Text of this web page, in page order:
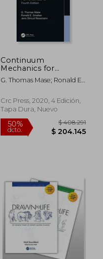
50%
dcto.
Continuum
Mechanics for
Engineers (Applied
and Computational
Inglés)
G. Thomas Mase; Ronald E.
Rossmann
Crc Press, 2020, 4 Edición,
Tapa Dura, Nuevo